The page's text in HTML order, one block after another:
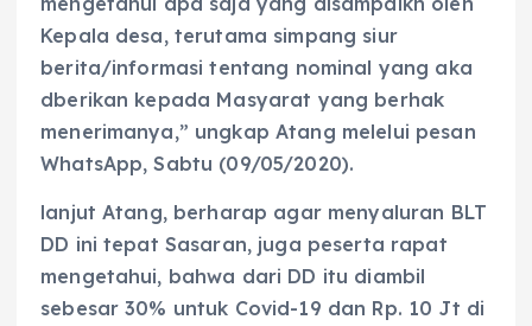
Kepala desa, terutama simpang siur
berita/informasi tentang nominal yang aka
dberikan kepada Masyarat yang berhak
menerimanya,” ungkap Atang melelui pesan
WhatsApp, Sabtu (09/05/2020).
lanjut Atang, berharap agar menyaluran BLT
DD ini tepat Sasaran, juga peserta rapat
mengetahui, bahwa dari DD itu diambil
sebesar 30% untuk Covid-19 dan Rp. 10 Jt di